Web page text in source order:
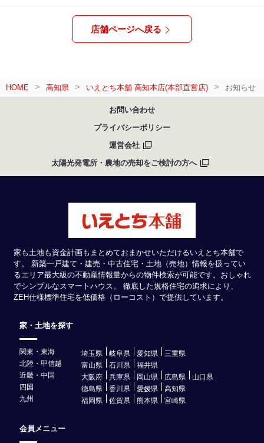
店舗ページへ戻る
HOME 高知県 いえとち本舗 高知本店(本部直営店) お知らせ
お問い合わせ
プライバシーポリシー
運営会社
太陽光発電所・農地の売却をご検討の方へ
家も土地も資金計画もまとめておまかせいただけるいえとち本舗で
す。 新築一戸建て・建売・中古住宅・土地（売地）情報を扱ってい
るエリア最大級の不動産情報量からの物件検索が可能です。おしゃれ
でシンプルなスマートハウス。 徹底した規格住宅の追求により、
ZEH仕様標準住宅を低価格（ローコスト）で提供しています。
家・土地を探す
関東・東海 埼玉県 岐阜県 愛知県
三重県
北陸・甲信越
富山県 石川県
福井県
近畿・中国
大阪府 兵庫県 岡山県 広島県
山口県
四国
徳島県 香川県 愛媛県
高知県
九州
福岡県 佐賀県 熊本県 宮崎県
会員メニュー